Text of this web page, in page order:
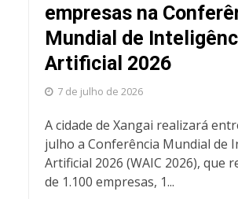
empresas na
Mundial de
Artificial 2026
7 de julho de 2026
A cidade de Xangai realizará
julho a Conferência Mundial de
Artificial 2026 (WAIC 2026), que
de 1.100 empresas, 1...